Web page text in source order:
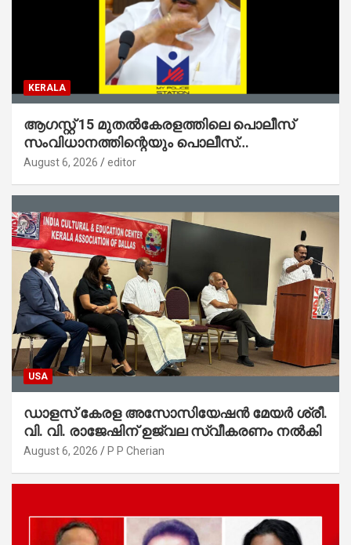
KERALA
ആഗസ്റ്റ് 15 മുതല്‍കേരളത്തിലെ പൊലീസ്
സംവിധാനത്തിന്റെയും പൊലീസ്
സ്റ്റേഷനുകളുടെയും മുഖഛായ മാറുകയാണ് :
August 6, 2026 editor
USA
ഡാളസ് കേരള അസോസിയേഷൻ മേയർ ശ്രീ.
വി. വി. രാജേഷിന് ഉജ്വല സ്വീകരണം നൽകി
August 6, 2026 P P Cherian